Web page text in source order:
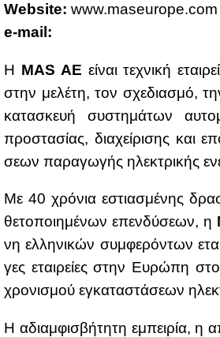
Website: www.​mas​euro​pe.​com
e-mail:
H ΜΑS AE εί­ναι τε­χνι­κή
στην με­λέ­τη, τον σχε­δια­σμό,
κα­τα­σκευή συ­στη­μά­των
προ­στα­σί­ας, δια­χεί­ρι­σης και
σε­ων πα­ρα­γω­γής ηλε­κτρι­κής
Με 40 χρό­νια εστια­σμέ­νης
θε­το­ποι­η­μέ­νων επεν­δύ­σε­ων, η
νη ελ­λη­νι­κών συμ­φε­ρό­ντων
γες εται­ρεί­ες στην Ευ­ρώ­πη
χρο­νι­σμού εγκα­τα­στά­σε­ων
Η αδιαμ­φι­σβή­τη­τη εμπει­ρία, η